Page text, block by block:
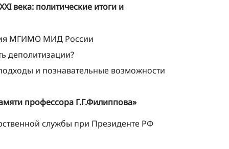
века: политические итоги и
МГИМО МИД России
деполитизации?
и познавательные возможности
профессора Г.Г.Филиппова»
службы при Президенте РФ